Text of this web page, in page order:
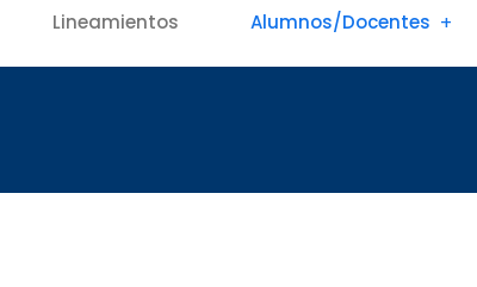
Lineamientos Alumnos/Docentes